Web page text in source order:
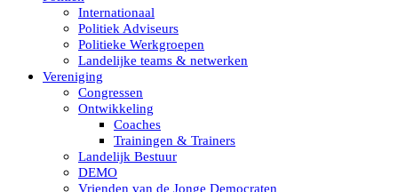
Internationaal
Politiek Adviseurs
Politieke Werkgroepen
Landelijke teams & netwerken
Vereniging
Congressen
Ontwikkeling
Coaches
Trainingen & Trainers
Landelijk Bestuur
DEMO
Vrienden van de Jonge Democraten